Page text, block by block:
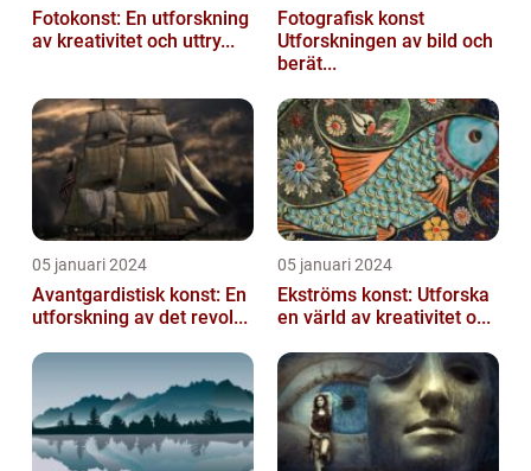
Fotokonst: En utforskning
av kreativitet och uttry...
Fotografisk konst
Utforskningen av bild och
berät...
05 januari 2024
Avantgardistisk konst: En
utforskning av det revol...
05 januari 2024
Ekströms konst: Utforska
en värld av kreativitet o...